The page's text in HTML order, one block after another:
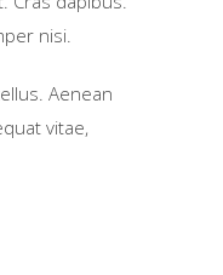
nisi.
Aenean
vitae,